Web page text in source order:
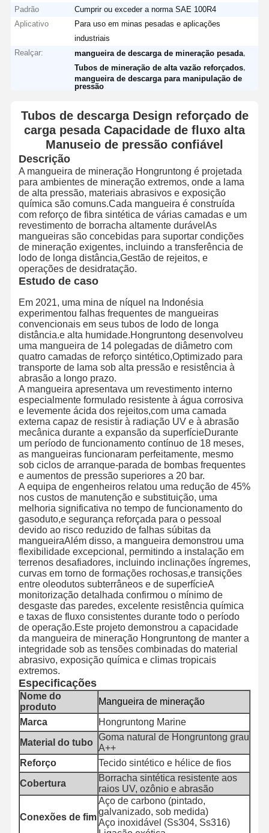
Início Produtos Sobre Nós
Visita À
Fábrica
Controle De
Qualidade
Contate-Nos Notícias Casos
Blogue
Solicite Um
Orçamento
Tubo de mangueira composto
Tubos de dragagem
Mangueira do furo giratório
Tubo de mangueira química
Padrão
Cumprir ou exceder a norma SAE 100R4
Aplicativo
Para uso em minas pesadas e aplicações
industriais
Realçar:
mangueira de descarga de mineração pesada
Tubos de mineração de alta vazão reforçados
mangueira de descarga para manipulação de
pressão
Tubos de descarga Design reforçado de
carga pesada Capacidade de fluxo alta
Manuseio de pressão confiável
Descrição
A mangueira de mineração Hongruntong é projetada
para ambientes de mineração extremos, onde a lama
de alta pressão, materiais abrasivos e exposição
química são comuns.Cada mangueira é construída
com reforço de fibra sintética de várias camadas e um
revestimento de borracha altamente durávelAs
mangueiras são concebidas para suportar condições
de mineração exigentes, incluindo a transferência de
lodo de longa distância,Gestão de rejeitos, e
operações de desidratação.
Estudo de caso
Em 2021, uma mina de níquel na Indonésia
experimentou falhas frequentes de mangueiras
convencionais em seus tubos de lodo de longa
distância.e alta humidade.Hongruntong desenvolveu
uma mangueira de 14 polegadas de diâmetro com
quatro camadas de reforço sintético,Optimizado para
transporte de lama sob alta pressão e resistência à
abrasão a longo prazo.
A mangueira apresentava um revestimento interno
especialmente formulado resistente à água corrosiva
e levemente ácida dos rejeitos,com uma camada
externa capaz de resistir à radiação UV e à abrasão
mecânica durante a expansão da superfícieDurante
um período de funcionamento contínuo de 18 meses,
as mangueiras funcionaram perfeitamente, mesmo
sob ciclos de arranque-parada de bombas frequentes
e aumentos de pressão superiores a 20 bar.
A equipa de engenheiros relatou uma redução de 45%
nos custos de manutenção e substituição, uma
melhoria significativa no tempo de funcionamento do
gasoduto,e segurança reforçada para o pessoal
devido ao risco reduzido de falhas súbitas da
mangueiraAlém disso, a mangueira demonstrou uma
flexibilidade excepcional, permitindo a instalação em
terrenos desafiadores, incluindo inclinações íngremes,
curvas em torno de formações rochosas,e transições
entre oleodutos subterrâneos e de superfícieA
monitorização detalhada confirmou o mínimo de
desgaste das paredes, excelente resistência química
e taxas de fluxo consistentes durante todo o período
de operação.Este projeto demonstrou a capacidade
da mangueira de mineração Hongruntong de manter a
integridade sob as tensões combinadas do material
abrasivo, exposição química e climas tropicais
extremos.
Especificações
Nome do
produto
Mangueira de mineração
Marca
Hongruntong Marine
Material do tubo
Goma natural de Hongruntong grau
A++
Reforço
Tecido sintético e hélice de fios
Cobertura
Borracha sintética resistente aos
raios UV, ozônio e abrasão
Conexões de fim
Aço de carbono (pintado,
galvanizado, sob medida)
Aço inoxidável (Ss304, Ss316)